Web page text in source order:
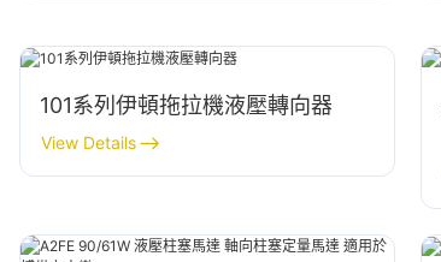
101系列伊頓拖拉機液壓轉向器
View Details